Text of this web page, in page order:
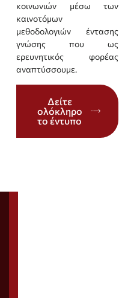
κοινωνιών μέσω των
καινοτόμων
μεθοδολογιών έντασης
γνώσης που ως
ερευνητικός φορέας
αναπτύσσουμε.
Δείτε
ολόκληρο
το έντυπο